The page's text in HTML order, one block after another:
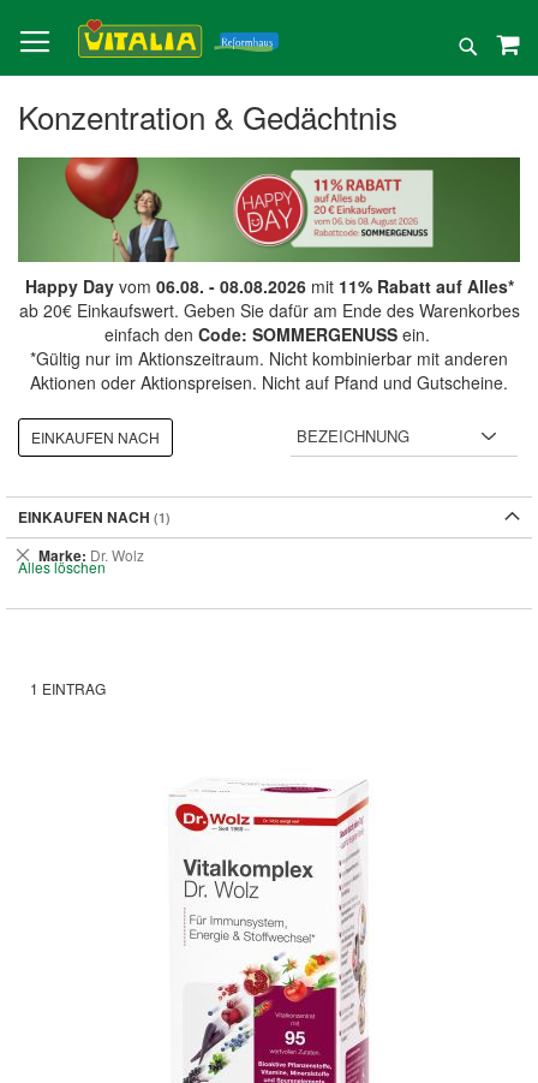
zum
Inhalt
Suche
Konzentration & Gedächtnis
Happy Dayvom 06.08. - 08.08.2026mit 11% Rabatt auf Alles*
ab 20€ Einkaufswert. Geben Sie dafür am Ende des Warenkorbes
einfach den Code: SOMMERGENUSSein.
*Gültig nur im Aktionszeitraum. Nicht kombinierbar mit anderen
Aktionen oder Aktionspreisen. Nicht auf Pfand und Gutscheine.
1 EINTRAG
EINKAUFEN NACH
EINKAUFEN NACH
Marke Dr. Wolz
Dies
entfernen
Alles löschen